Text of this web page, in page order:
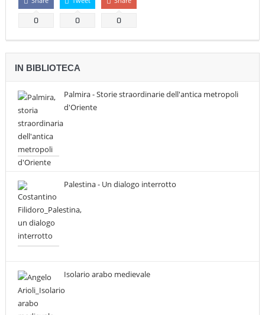
0 0 0
IN BIBLIOTECA
Palmira - Storie straordinarie dell'antica metropoli
d'Oriente
Palestina - Un dialogo interrotto
Isolario arabo medievale